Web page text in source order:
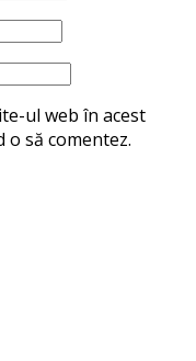
ul web în acest
să comentez.